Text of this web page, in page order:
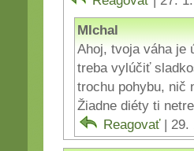
MIchal
Ahoj, tvoja váha je
treba vylúčiť
trochu pohybu, nič
Žiadne diéty ti
Reagovať | 29.